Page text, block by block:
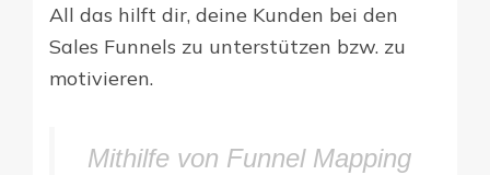
All das hilft dir, deine Kunden bei den
Sales Funnels zu unterstützen bzw. zu
motivieren.
Mithilfe von Funnel Mapping